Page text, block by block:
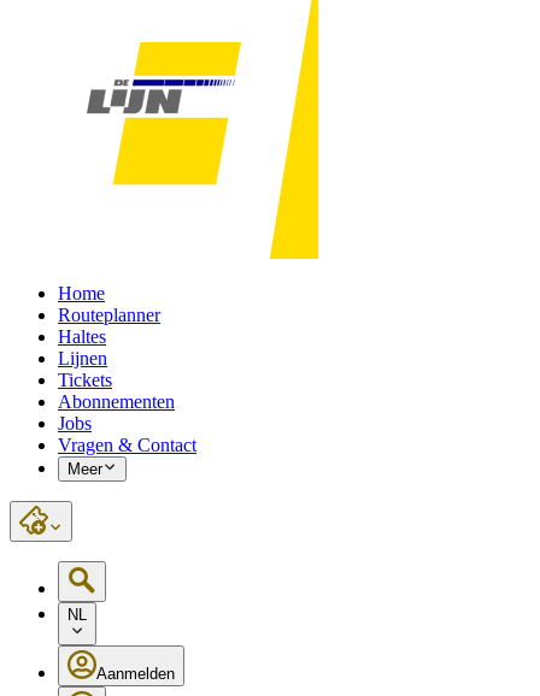
Home
Routeplanner
Haltes
Lijnen
Tickets
Abonnementen
Jobs
Vragen & Contact
Meer
NL
Aanmelden